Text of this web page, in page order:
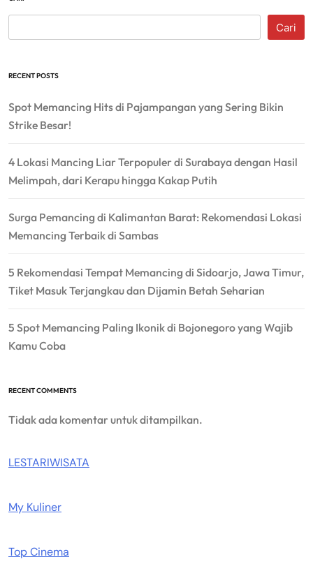
Cari
RECENT POSTS
Spot Memancing Hits di Pajampangan yang Sering Bikin
Strike Besar!
4 Lokasi Mancing Liar Terpopuler di Surabaya dengan Hasil
Melimpah, dari Kerapu hingga Kakap Putih
Surga Pemancing di Kalimantan Barat: Rekomendasi Lokasi
Memancing Terbaik di Sambas
5 Rekomendasi Tempat Memancing di Sidoarjo, Jawa Timur,
Tiket Masuk Terjangkau dan Dijamin Betah Seharian
5 Spot Memancing Paling Ikonik di Bojonegoro yang Wajib
Kamu Coba
RECENT COMMENTS
Tidak ada komentar untuk ditampilkan.
LESTARIWISATA
My Kuliner
Top Cinema